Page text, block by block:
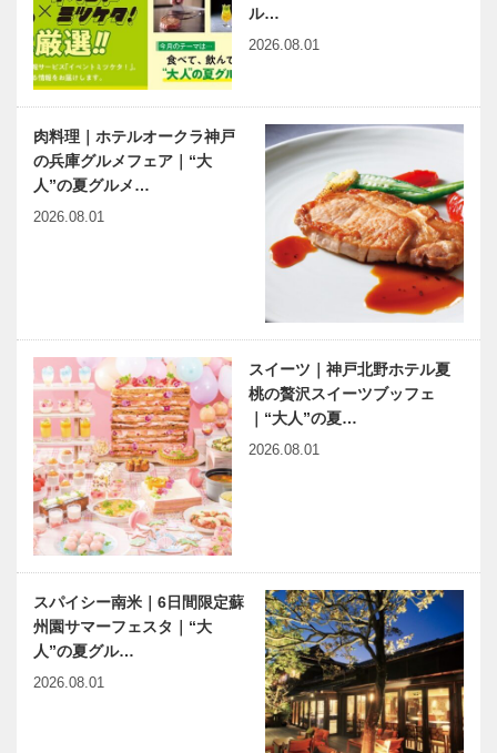
ル…
2026.08.01
肉料理｜ホテルオークラ神戸
の兵庫グルメフェア｜“大
人”の夏グルメ…
2026.08.01
スイーツ｜神戸北野ホテル夏
桃の贅沢スイーツブッフェ
｜“大人”の夏…
2026.08.01
スパイシー南米｜6日間限定蘇
州園サマーフェスタ｜“大
人”の夏グル…
2026.08.01